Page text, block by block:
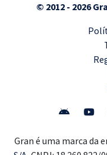
© 2012 - 2026
Gran é uma marca da